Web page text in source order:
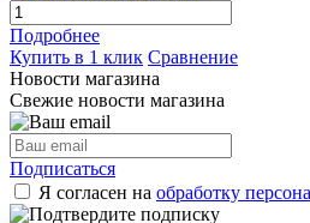
Подробнее
Купить в 1 клик Сравнение
Новости магазина
Свежие новости магазина
Подписаться
Я согласен на обработку